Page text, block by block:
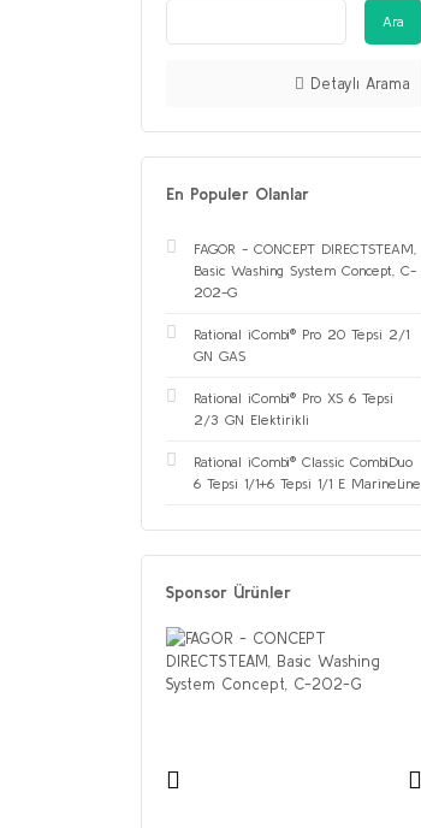
Ara
Detaylı Arama
En Populer Olanlar
FAGOR - CONCEPT DIRECTSTEAM,
Basic Washing System Concept, C-
202-G
Rational iCombi® Pro 20 Tepsi 2/1
GN GAS
Rational iCombi® Pro XS 6 Tepsi
2/3 GN Elektirikli
Rational iCombi® Classic CombiDuo
6 Tepsi 1/1+6 Tepsi 1/1 E MarineLine
Sponsor Ürünler